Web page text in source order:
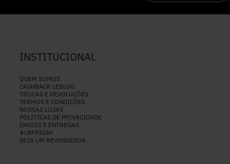
INSTITUCIONAL
QUEM SOMOS
CASHBACK LEBLOG
TROCAS E DEVOLUÇÕES
TERMOS E CONDIÇÕES
NOSSAS LOJAS
POLÍTICAS DE PRIVACIDADE
ENVIOS E ENTREGAS
#LBFRIDAY
SEJA UM REVENDEDOR